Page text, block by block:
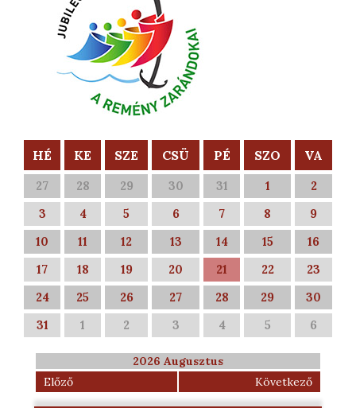
HÉ KE SZE CSÜ PÉ SZO VA
27 28 29 30 31 1
2
3
4 5 6 7 8
9
10
11 12 13 14 15
16
17
18 19 20 21 22
23
24
25 26 27 28 29
30
31
1 2 3 4 5 6
2026 Augusztus
Előző
Következő